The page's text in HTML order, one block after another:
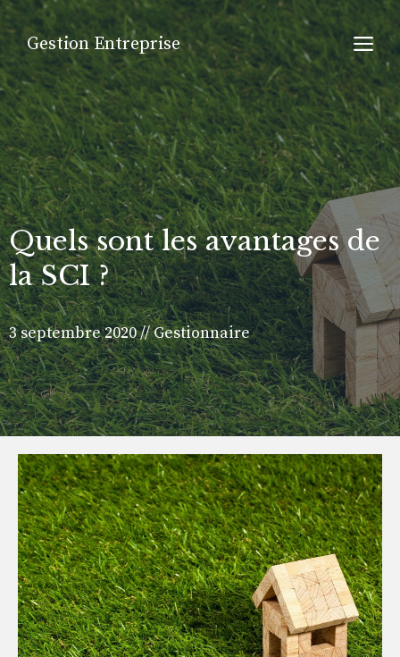
Aller
au
contenu
Gestion Entreprise
Quels sont les avantages de
la SCI ?
3 septembre 2020//Gestionnaire